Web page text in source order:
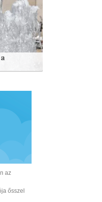
az
ősszel